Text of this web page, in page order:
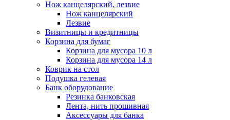
Нож канцелярский, лезвие
Нож канцелярский
Лезвие
Визитницы и кредитницы
Корзина для бумаг
Корзина для мусора 10 л
Корзина для мусора 14 л
Коврик на стол
Подушка гелевая
Банк оборудование
Резинка банковская
Лента, нить прошивная
Аксессуары для банка